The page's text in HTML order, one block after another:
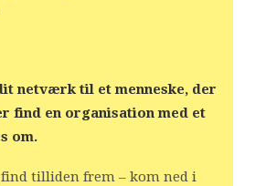
netværk til et menneske, der
find en organisation med et
om.
tilliden frem – kom ned i